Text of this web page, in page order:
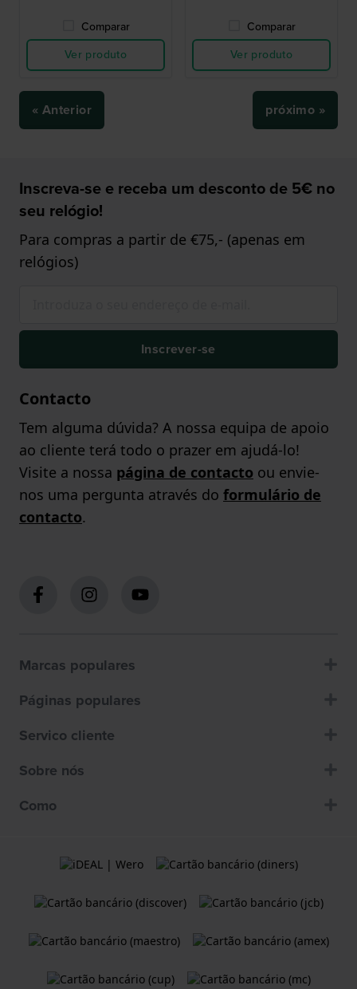
Comparar
Ver produto
Comparar
Ver produto
« Anterior próximo »
Inscreva-se e receba um desconto de 5€ no
seu relógio!
Para compras a partir de €75,- (apenas em
relógios)
Inscrever-se
Contacto
Tem alguma dúvida? A nossa equipa de apoio
ao cliente terá todo o prazer em ajudá-lo!
Visite a nossa página de contacto ou envie-
nos uma pergunta através do formulário de
contacto.
Marcas populares
Páginas populares
Servico cliente
Sobre nós
Como